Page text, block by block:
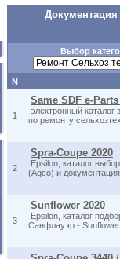
Выбор
N
1
Same SDF e-Parts
электронный каталог
по ремонту
2
Spra-Coupe 2020
Epsilon, каталог
(Agco) и
3
Sunflower 2020
Epsilon, каталог
Санфлауэр -